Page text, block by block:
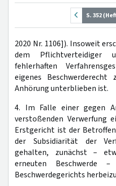
S. 352
2020 Nr. 1106]). Insoweit
dem
fehlerhaften
eigenes Beschwerderecht
Anhörung unterblieben ist.
4. Im Falle einer gegen
verstoßenden Verwerfung
Erstgericht ist der
der Subsidiarität der
gehalten, zunächst –
erneuten Beschwerde
Beschwerdegerichts